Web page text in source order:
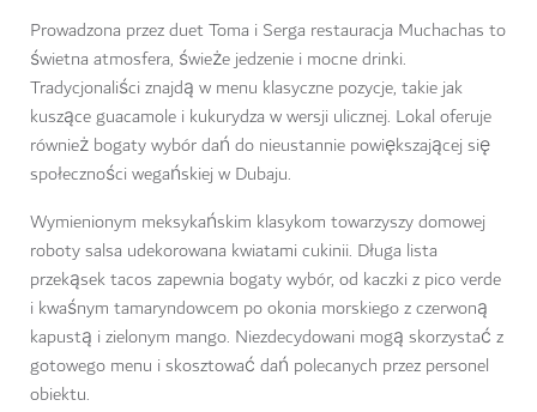
Prowadzona przez duet Toma i Serga restauracja Muchachas to
świetna atmosfera, świeże jedzenie i mocne drinki.
Tradycjonaliści znajdą w menu klasyczne pozycje, takie jak
kuszące guacamole i kukurydza w wersji ulicznej. Lokal oferuje
również bogaty wybór dań do nieustannie powiększającej się
społeczności wegańskiej w Dubaju.
Wymienionym meksykańskim klasykom towarzyszy domowej
roboty salsa udekorowana kwiatami cukinii. Długa lista
przekąsek tacos zapewnia bogaty wybór, od kaczki z pico verde
i kwaśnym tamaryndowcem po okonia morskiego z czerwoną
kapustą i zielonym mango. Niezdecydowani mogą skorzystać z
gotowego menu i skosztować dań polecanych przez personel
obiektu.